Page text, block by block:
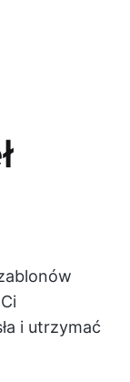
i utrzymać